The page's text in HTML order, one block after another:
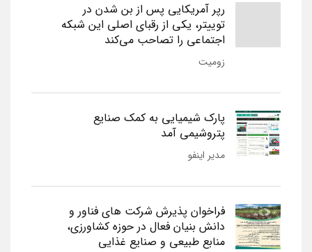
رپر آمریکایی پس از بن شدن در
توییتر، یکی از رقبای اصلی این شبکه
اجتماعی را تصاحب می‌کند
زومیت
پارک شیمیایی به کمک صنایع
پتروشیمی آمد
مدیر اینفو
فراخوان پذیرش شرکت های فناور و
دانش بنیان فعال در حوزه کشاورزی،
منابع طبیعی و صنایع غذایی